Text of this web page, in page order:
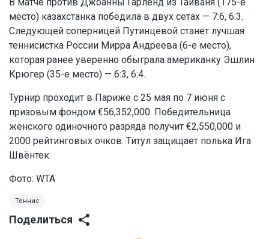
место) казахстанка победила в двух сетах — 7:6, 6:3.
Следующей соперницей Путинцевой станет лучшая
теннисистка России Мирра Андреева (6-е место),
которая ранее уверенно обыграла американку Эшлин
Крюгер (35-е место) — 6:3, 6:4.
Турнир проходит в Париже с 25 мая по 7 июня с
призовым фондом €56,352,000. Победительница
женского одиночного разряда получит €2,550,000 и
2000 рейтинговых очков. Титул защищает полька Ига
Швёнтек.
Фото: WTA
Теннис
Поделиться